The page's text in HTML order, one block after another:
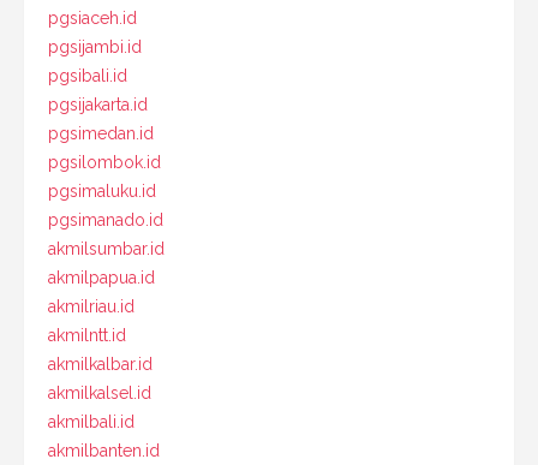
pgsiaceh.id
pgsijambi.id
pgsibali.id
pgsijakarta.id
pgsimedan.id
pgsilombok.id
pgsimaluku.id
pgsimanado.id
akmilsumbar.id
akmilpapua.id
akmilriau.id
akmilntt.id
akmilkalbar.id
akmilkalsel.id
akmilbali.id
akmilbanten.id